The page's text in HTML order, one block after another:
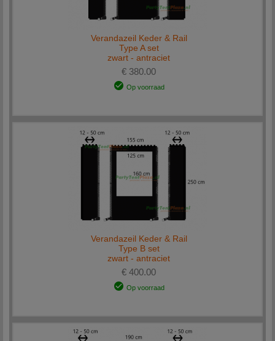
Verandazeil Keder & Rail
Type A set
zwart - antraciet
€ 380.00
Op voorraad
Verandazeil Keder & Rail
Type B set
zwart - antraciet
€ 400.00
Op voorraad